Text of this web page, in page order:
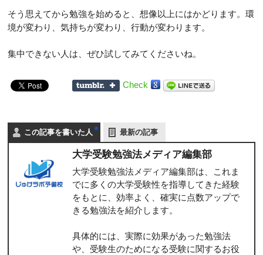
そう思えてから勉強を始めると、想像以上にはかどります。環
境が変わり、気持ちが変わり、行動が変わります。
集中できない人は、ぜひ試してみてくださいね。
Check
この記事を書いた人 最新の記事
大学受験勉強法メディア編集部
大学受験勉強法メディア編集部は、これま
でに多くの大学受験性を指導してきた経験
をもとに、効率よく、確実に点数アップで
きる勉強法を紹介します。
具体的には、実際に効果があった勉強法
や、受験生のためになる受験に関するお役